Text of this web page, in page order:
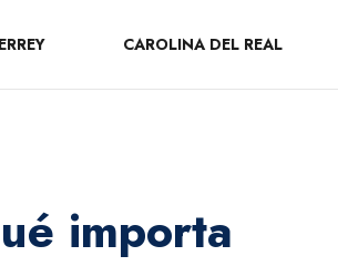
CAROLINA DEL REAL
importa